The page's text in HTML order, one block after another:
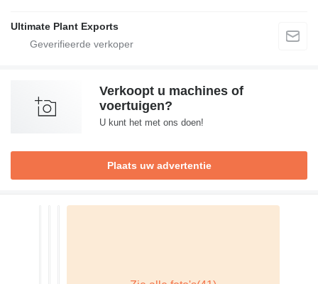
Ultimate Plant Exports
Verkoopt u machines of
voertuigen?
U kunt het met ons doen!
Plaats uw advertentie